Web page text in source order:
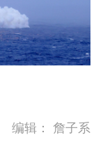
编辑：詹子系